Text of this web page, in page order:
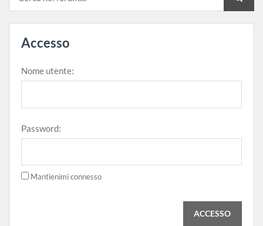
Accesso
Nome utente:
Password:
Mantienimi connesso
ACCESSO